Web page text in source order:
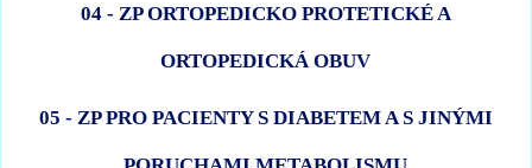
04 - ZP ORTOPEDICKO PROTETICKÉ A
ORTOPEDICKÁ OBUV
05 - ZP PRO PACIENTY S DIABETEM A S JINÝMI